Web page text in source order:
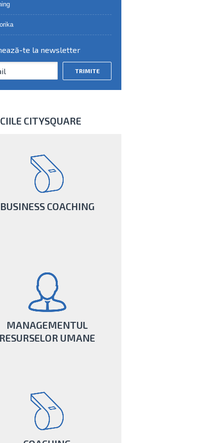
te la newsletter
CITYSQUARE
BUSINESS COACHING
vrei ca tu să acționezi ca un adevărat
apelează la serviciile noastre de
Business Coaching.
MANAGEMENTUL
RESURSELOR UMANE
noastră: oferim o viziune strategică
departamentului de management al
resurselor umane.